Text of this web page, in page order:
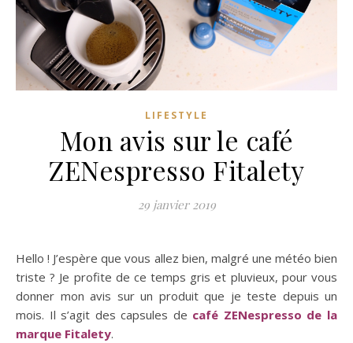
LIFESTYLE
Mon avis sur le café
ZENespresso Fitalety
29 janvier 2019
Hello ! J’espère que vous allez bien, malgré une météo bien
triste ? Je profite de ce temps gris et pluvieux, pour vous
donner mon avis sur un produit que je teste depuis un
mois. Il s’agit des capsules de café ZENespresso de la
marque Fitalety.